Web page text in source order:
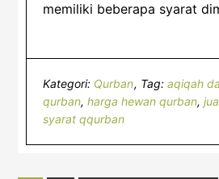
memiliki beberapa syarat
Kategori: Qurban Tag:aqiqah
qurban,harga hewan qurban,
syarat qqurban